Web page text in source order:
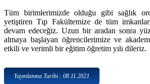
Tüm birimlerimizde olduğu gibi sağlık
yetiştiren Tıp Fakültemize de tüm
devam edeceğiz. Uzun bir aradan sonra
almaya başlayan öğrencilerimize ve
etkili ve verimli bir eğitim öğretim yılı dileriz.
Yayınlanma Tarihi : 08.11.2021